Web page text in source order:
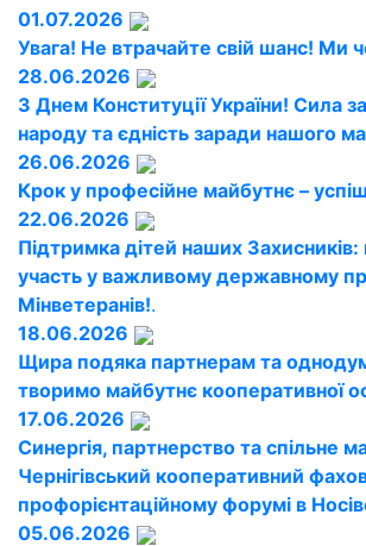
01.07.2026
Увага! Не втрачайте свій шанс! Ми
28.06.2026
З Днем Конституції України! Сила
народу та єдність заради нашого
26.06.2026
Крок у професійне майбутнє –
22.06.2026
Підтримка дітей наших
участь у важливому державному
Мінветеранів!.
18.06.2026
Щира подяка партнерам та
творимо майбутнє кооперативної
17.06.2026
Синергія, партнерство та спільне
Чернігівський кооперативний
профорієнтаційному форумі в
05.06.2026